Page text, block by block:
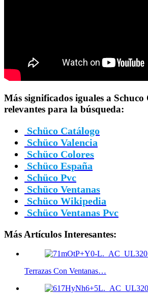
Más significados iguales a Schuco
relevantes para la búsqueda:
Schüco Catálogo
Schüco Valencia
Schüco Colores
Schüco España
Schüco Pvc
Schüco Ventanas
Schüco Wikipedia
Schüco Ventanas Pvc
Más Artículos Interesantes:
Terrazas Con Ventanas…